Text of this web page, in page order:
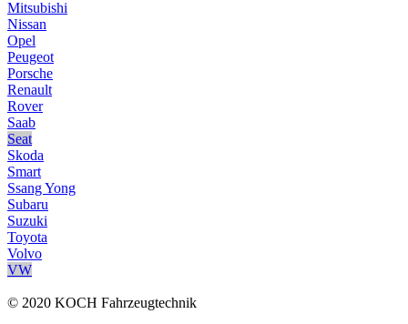
Mitsubishi
Nissan
Opel
Peugeot
Porsche
Renault
Rover
Saab
Seat
Skoda
Smart
Ssang Yong
Subaru
Suzuki
Toyota
Volvo
VW
© 2020 KOCH Fahrzeugtechnik